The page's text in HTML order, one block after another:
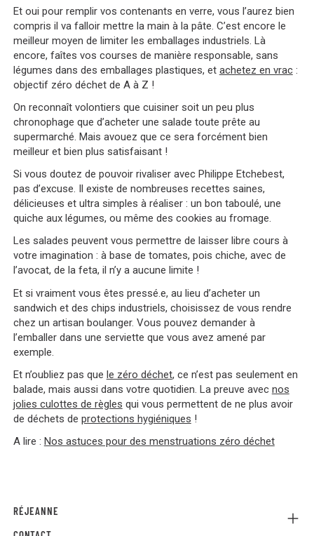
Et oui pour remplir vos contenants en verre, vous l’aurez bien
compris il va falloir mettre la main à la pâte. C’est encore le
meilleur moyen de limiter les emballages industriels. Là
encore, faîtes vos courses de manière responsable, sans
légumes dans des emballages plastiques, et achetez en vrac:
objectif zéro déchet de A à Z !
On reconnaît volontiers que cuisiner soit un peu plus
chronophage que d’acheter une salade toute prête au
supermarché. Mais avouez que ce sera forcément bien
meilleur et bien plus satisfaisant !
Si vous doutez de pouvoir rivaliser avec Philippe Etchebest,
pas d’excuse. Il existe de nombreuses recettes saines,
délicieuses et ultra simples à réaliser : un bon taboulé, une
quiche aux légumes, ou même des cookies au fromage.
Les salades peuvent vous permettre de laisser libre cours à
votre imagination : à base de tomates, pois chiche, avec de
l’avocat, de la feta, il n’y a aucune limite !
Et si vraiment vous êtes pressé.e, au lieu d’acheter un
sandwich et des chips industriels, choisissez de vous rendre
chez un artisan boulanger. Vous pouvez demander à
l’emballer dans une serviette que vous avez amené par
exemple.
Et n’oubliez pas que le zéro déchet, ce n’est pas seulement en
balade, mais aussi dans votre quotidien. La preuve avec nos
jolies culottes de règles qui vous permettent de ne plus avoir
de déchets de protections hygiéniques !
A lire : Nos astuces pour des menstruations zéro déchet
RÉJEANNE